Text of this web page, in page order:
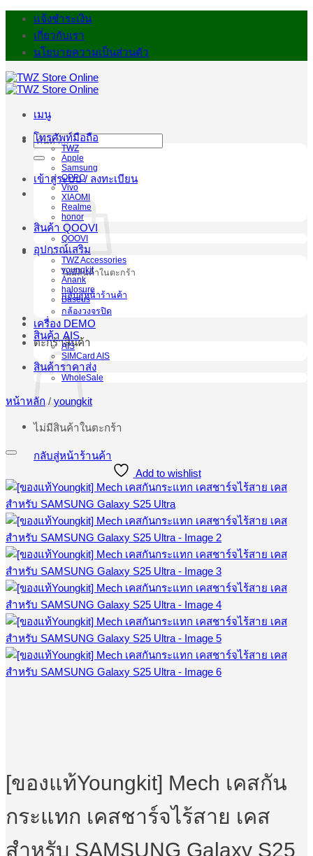
ข้าม
แจ้งชำระเงิน
เกี่ยวกับเรา
นโยบายความเป็นส่วนตัว
เมนู
ค้นหา:
เข้าสู่ระบบ / ลงทะเบียน
ไม่มีสินค้าในตะกร้า
กลับสู่หน้าร้านค้า
ตะกร้าสินค้า
ไม่มีสินค้าในตะกร้า
กลับสู่หน้าร้านค้า
โทรศัพท์มือถือ
TWZ
Apple
Samsung
OPPO
Vivo
XIAOMI
Realme
honor
สินค้า QOOVI
QOOVI
อุปกรณ์เสริม
TWZ Accessories
youngkit
Anank
halosure
Baseus
กล้องวงจรปิด
เครื่อง DEMO
สินค้า AIS
AIS
SIMCard AIS
สินค้าราคาส่ง
WholeSale
หน้าหลัก / youngkit
Add to wishlist
[ของแท้Youngkit] Mech เคสกัน
กระแทก เคสชาร์จไร้สาย เคส
สำหรับ SAMSUNG Galaxy S25